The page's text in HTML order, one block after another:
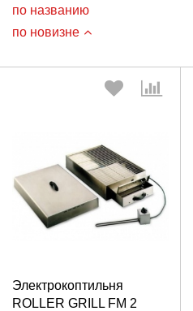
по названию
по новизне
Электрокоптильня
ROLLER GRILL FM 2
Выберите количество: